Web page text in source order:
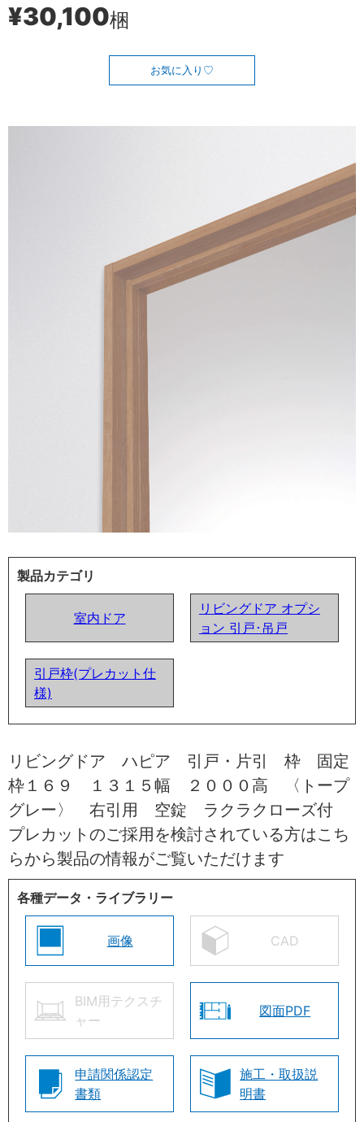
¥30,100梱
お気に入り
製品カテゴリ
室内ドア
リビングドア オプシ
ョン 引戸･吊戸
引戸枠(プレカット仕
様)
リビングドア ハピア 引戸・片引 枠 固定
枠１６９ １３１５幅 ２０００高 〈トープ
グレー〉 右引用 空錠 ラクラクローズ付
プレカットのご採用を検討されている方はこち
らから製品の情報がご覧いただけます
各種データ・ライブラリー
画像 CAD
BIM用テクスチ
ャー
図面PDF
申請関係認定
書類
施工・取扱説
明書